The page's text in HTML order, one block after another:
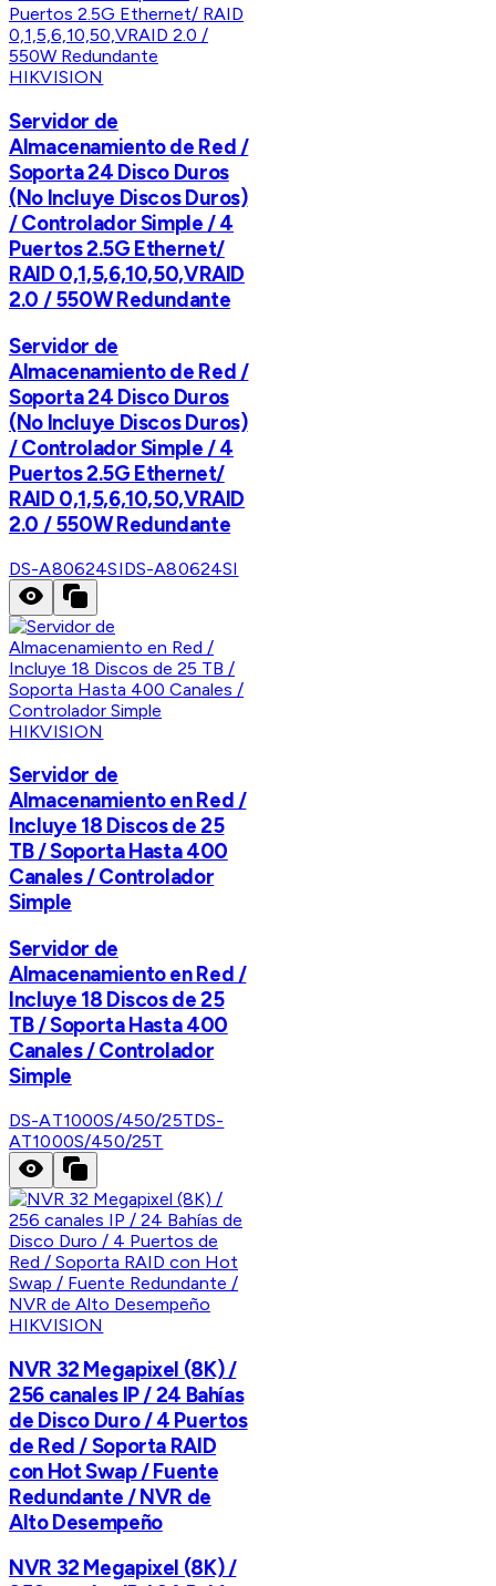
HIKVISION
Servidor de
Almacenamiento de Red /
Soporta 24 Disco Duros
(No Incluye Discos Duros)
/ Controlador Simple / 4
Puertos 2.5G Ethernet/
RAID 0,1,5,6,10,50,VRAID
2.0 / 550W Redundante
Servidor de
Almacenamiento de Red /
Soporta 24 Disco Duros
(No Incluye Discos Duros)
/ Controlador Simple / 4
Puertos 2.5G Ethernet/
RAID 0,1,5,6,10,50,VRAID
2.0 / 550W Redundante
DS-A80624SIDS-A80624SI
HIKVISION
Servidor de
Almacenamiento en Red /
Incluye 18 Discos de 25
TB / Soporta Hasta 400
Canales / Controlador
Simple
Servidor de
Almacenamiento en Red /
Incluye 18 Discos de 25
TB / Soporta Hasta 400
Canales / Controlador
Simple
DS-AT1000S/450/25TDS-
AT1000S/450/25T
HIKVISION
NVR 32 Megapixel (8K) /
256 canales IP / 24 Bahías
de Disco Duro / 4 Puertos
de Red / Soporta RAID
con Hot Swap / Fuente
Redundante / NVR de
Alto Desempeño
NVR 32 Megapixel (8K) /